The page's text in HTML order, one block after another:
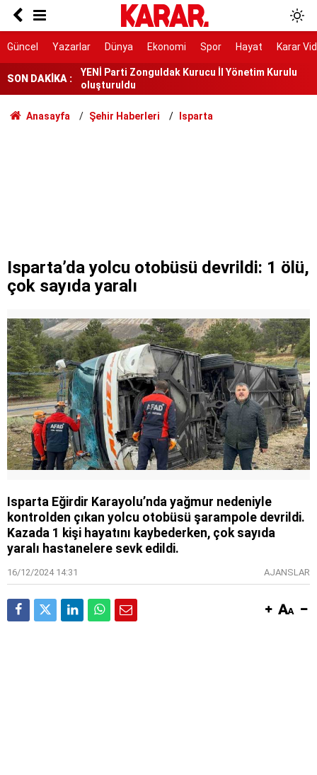
Güncel Yazarlar Dünya Ekonomi Spor Hayat Karar
SON DAKİKA :
Deniz Harp Okulu’nda yangın
oluşturuldu
Avcılar Belediye Başkanı hakkında tahliye kararı
açıkladı
Yönter imza atmadı
Anasayfa Şehir Haberleri Isparta
Isparta’da yolcu otobüsü devrildi: 1 ölü,
çok sayıda yaralı
Isparta Eğirdir Karayolu’nda yağmur nedeniyle
kontrolden çıkan yolcu otobüsü şarampole devrildi.
Kazada 1 kişi hayatını kaybederken, çok sayıda
yaralı hastanelere sevk edildi.
16/12/2024 14:31 AJANSLAR